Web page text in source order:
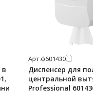
в
Арт.ф601430
Диспенсер для
центральной
Professional